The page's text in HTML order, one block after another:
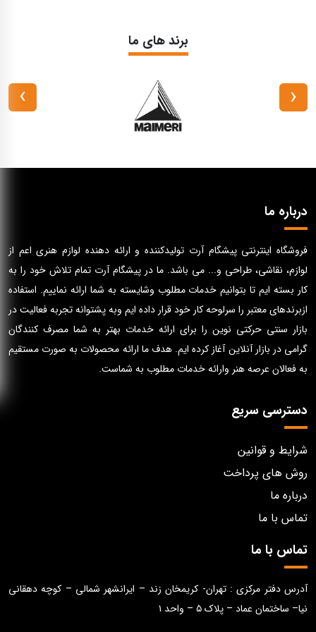
برند های ما
‹
›
درباره ما
فروشگاه اینترنتی پیشگام آرت تولیدکننده و ارائه دهنده لوازم هنری اعم از
لوازم، نقاشی، طراحی و... می باشد. ما در پیشگام آرت تمام تلاش خود را به
کار بسته ایم تا بتوانیم خدمات مطلوب وشایسته به شما ارائه نماییم. استفاده
ازبرندهای معتبر را سرلوحه کار خود قرار داده ایم وبه پشتوانه تجربه فعالیت در
بازار سنتی حرکتی نوین را برای ارائه خدمات بهتر به شما مصرف کنندگان
گرامی در بازار آنلاین آغاز کرده ایم. هدف ما ارائه محصولات به صورت مستقیم
به فعالان عرصه هنر وارائه خدمات مطلوب به شماست.
دسترسی سریع
شرایط و قوانین
روش های پرداخت
درباره ما
تماس با ما
تماس با ما
آدرس دفتر مرکزی : تهران- کریمخان زند – ایرانشهر شمالی – کوچه دهقانی
نیا– ساختمان عماد – پلاک ۵ – واحد ۱